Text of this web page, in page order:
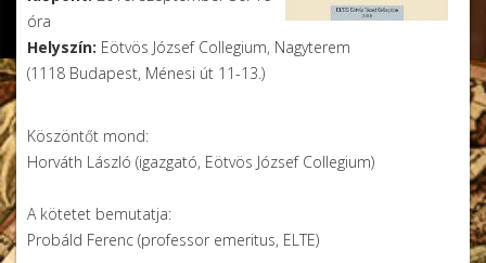
Mendöl
óra
Helyszín: Eötvös József Collegium, Nagyterem
(1118 Budapest, Ménesi út 11-13.)
Köszöntőt mond:
Horváth László (igazgató, Eötvös József Collegium)
A kötetet bemutatja:
Probáld Ferenc (professor emeritus, ELTE)